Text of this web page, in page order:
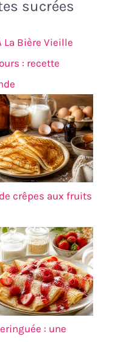
sucrées
La Bière Vieille
: recette
crêpes aux fruits
: une